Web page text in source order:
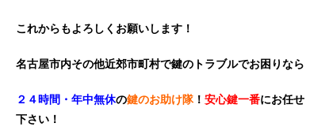
これからもよろしくお願いします！
名古屋市内その他近郊市町村で鍵のトラブルでお困りなら
２４時間・年中無休の鍵のお助け隊！ 安心鍵一番にお任せ
下さい！